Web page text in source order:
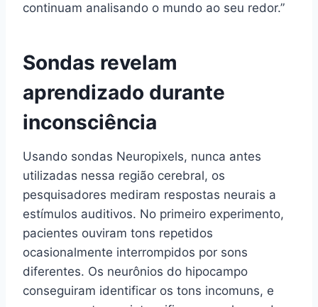
continuam analisando o mundo ao seu redor.”
Sondas revelam
aprendizado durante
inconsciência
Usando sondas Neuropixels, nunca antes
utilizadas nessa região cerebral, os
pesquisadores mediram respostas neurais a
estímulos auditivos. No primeiro experimento,
pacientes ouviram tons repetidos
ocasionalmente interrompidos por sons
diferentes. Os neurônios do hipocampo
conseguiram identificar os tons incomuns, e